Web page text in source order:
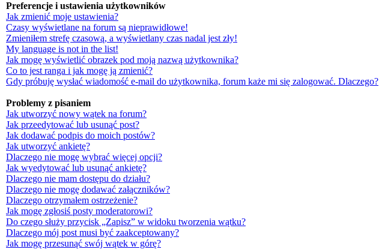
Preferencje i ustawienia użytkowników
Jak zmienić moje ustawienia?
Czasy wyświetlane na forum są nieprawidłowe!
Zmieniłem strefę czasową, a wyświetlany czas nadal jest zły!
My language is not in the list!
Jak mogę wyświetlić obrazek pod moją nazwą użytkownika?
Co to jest ranga i jak mogę ją zmienić?
Gdy próbuję wysłać wiadomość e-mail do użytkownika, forum każe mi się zalogować. Dlaczego?
Problemy z pisaniem
Jak utworzyć nowy wątek na forum?
Jak przeedytować lub usunąć post?
Jak dodawać podpis do moich postów?
Jak utworzyć ankietę?
Dlaczego nie mogę wybrać więcej opcji?
Jak wyedytować lub usunąć ankietę?
Dlaczego nie mam dostępu do działu?
Dlaczego nie mogę dodawać załączników?
Dlaczego otrzymałem ostrzeżenie?
Jak mogę zgłosiś posty moderatorowi?
Do czego służy przycisk „Zapisz” w widoku tworzenia wątku?
Dlaczego mój post musi być zaakceptowany?
Jak mogę przesunąć swój wątek w górę?